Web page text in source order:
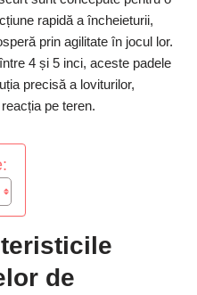
rapidă a încheieturii,
prin agilitate în jocul lor.
4 și 5 inci, aceste padele
precisă a loviturilor,
pe teren.
de